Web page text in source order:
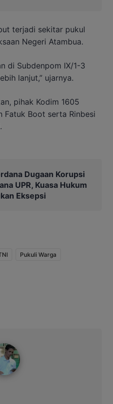
terjadi sekitar pukul
Negeri Atambua.
di Subdenpom IX/1-3
lanjut,” ujarnya.
pihak Kodim 1605
Fatuk Boot serta Rinbesi
Dugaan Korupsi
UPR, Kuasa Hukum
Eksepsi
Pukuli Warga